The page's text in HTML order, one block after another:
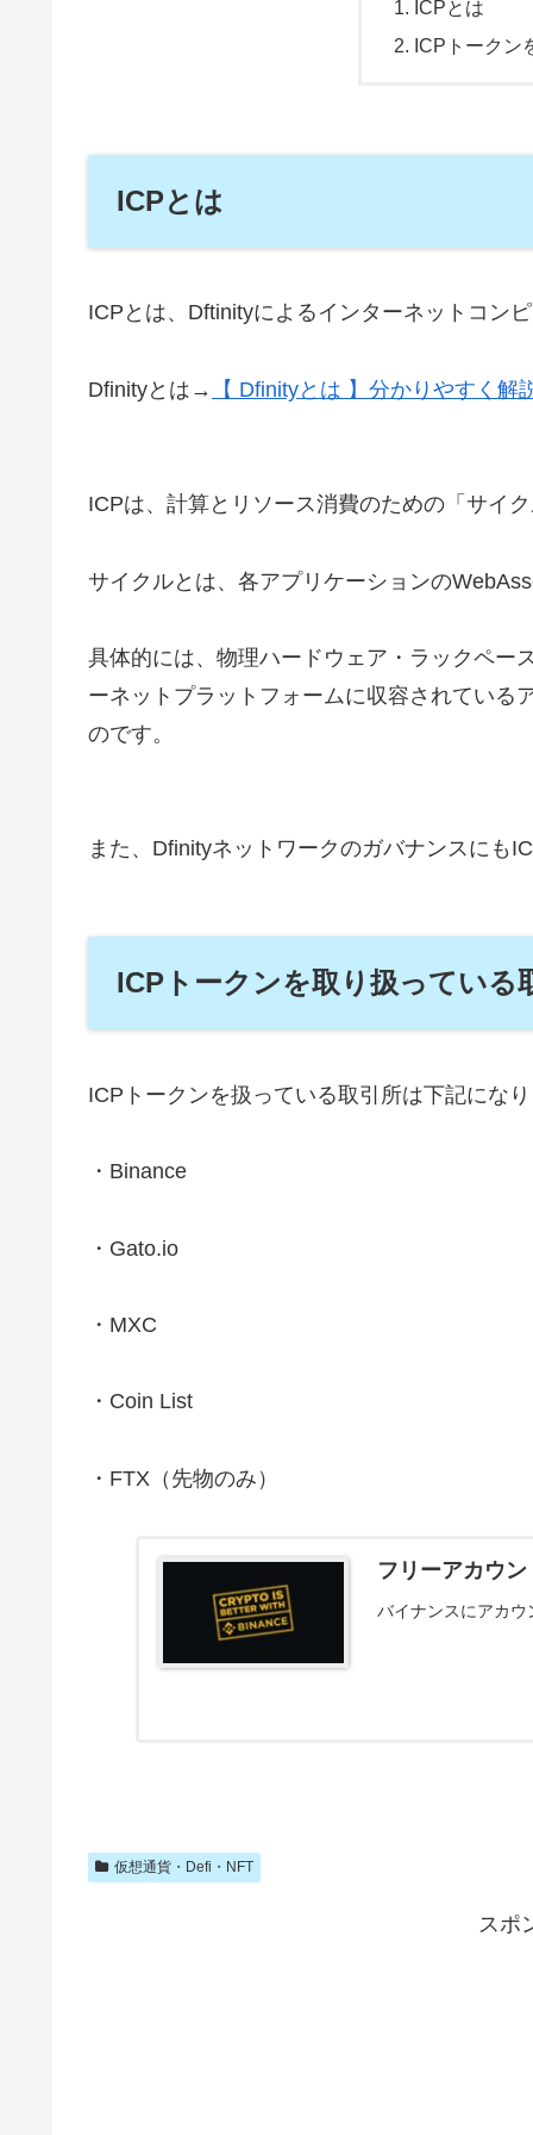
ICPとは
ICPトークン
ICPとは
ICPとは、Dftinityによるインターネットコン
Dfinityとは→ 【 Dfinityとは 】分かりやすく解
ICPは、計算とリソース消費のための「サイ
サイクルとは、各アプリケーションの
具体的には、物理ハードウェア・ラックペー
ーネットプラットフォームに収容されている
のです。
また、Dfinityネットワークのガバナンスにも
ICPトークンを取り扱っている
ICPトークンを扱っている取引所は下記にな
・Binance
・Gato.io
・MXC
・Coin List
・FTX（先物のみ）
フリーアカウ
バイナンスにアカウ
仮想通貨・Defi・NFT
スポ